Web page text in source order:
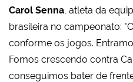
Carol Senna , atleta da
brasileira no campeonato:
conforme os jogos.
Fomos crescendo contra
conseguimos bater de